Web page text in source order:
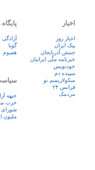
اخبار
اخبار روز
پيک ايران
جنبش آذربایجان
خبرنامه ملّی ایرانیان
خودنویس
سپیده دم
سکولاریسم نو
فرانس ۲۴
مردمک
آزادگی
گویا
همبوم
جبهه
حزب
شورای
ملیون